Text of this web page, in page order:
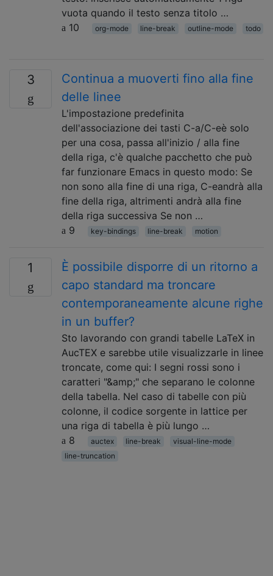
vuota quando il testo senza titolo …
10
org-mode line-break outline-mode todo
3
Continua a muoverti fino alla fine
delle linee
L'impostazione predefinita
dell'associazione dei tasti C-a/C-eè solo
per una cosa, passa all'inizio / alla fine
della riga, c'è qualche pacchetto che può
far funzionare Emacs in questo modo: Se
non sono alla fine di una riga, C-eandrà alla
fine della riga, altrimenti andrà alla fine
della riga successiva Se non …
9
key-bindings line-break motion
1
È possibile disporre di un ritorno a
capo standard ma troncare
contemporaneamente alcune righe
in un buffer?
Sto lavorando con grandi tabelle LaTeX in
AucTEX e sarebbe utile visualizzarle in linee
troncate, come qui: I segni rossi sono i
caratteri "&amp;" che separano le colonne
della tabella. Nel caso di tabelle con più
colonne, il codice sorgente in lattice per
una riga di tabella è più lungo …
8
auctex line-break
visual-line-mode
line-truncation